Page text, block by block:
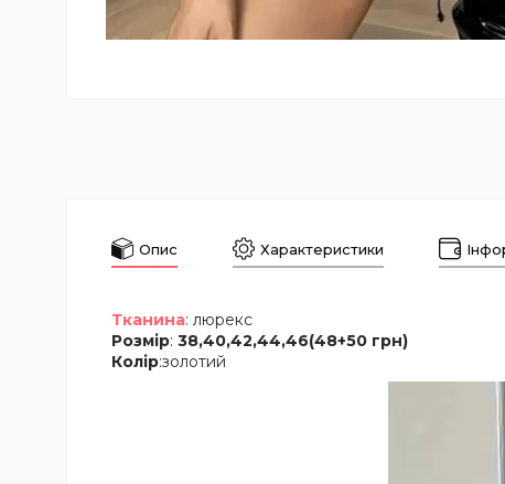
Опис Характеристики
Тканина: люрекс
Розмір: 38,40,42,44,46(48+50 грн)
Колір:золотий